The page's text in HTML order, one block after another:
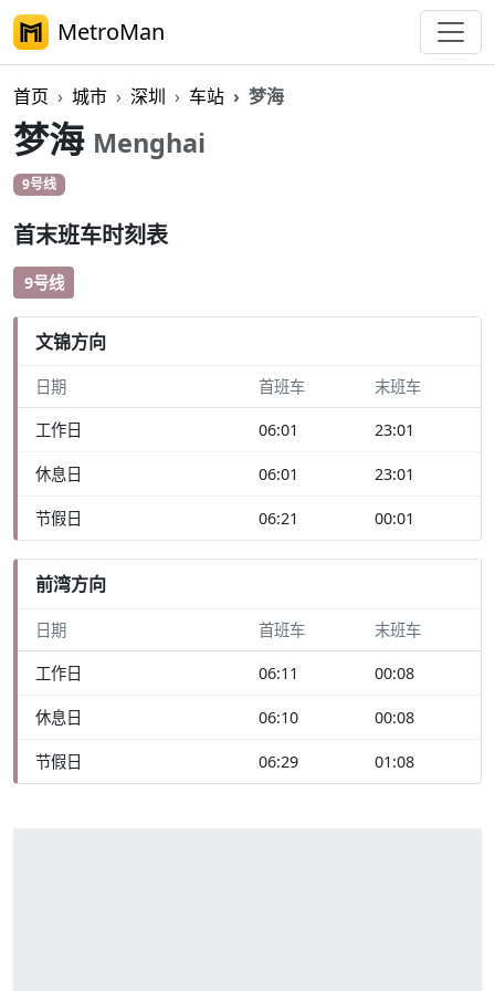
MetroMan
首页 城市 深圳 车站 梦海
梦海 Menghai
9号线
首末班车时刻表
9号线
文锦方向
日期 首班车 末班车
工作日 06:01 23:01
休息日 06:01 23:01
节假日 06:21 00:01
前湾方向
日期 首班车 末班车
工作日 06:11 00:08
休息日 06:10 00:08
节假日 06:29 01:08